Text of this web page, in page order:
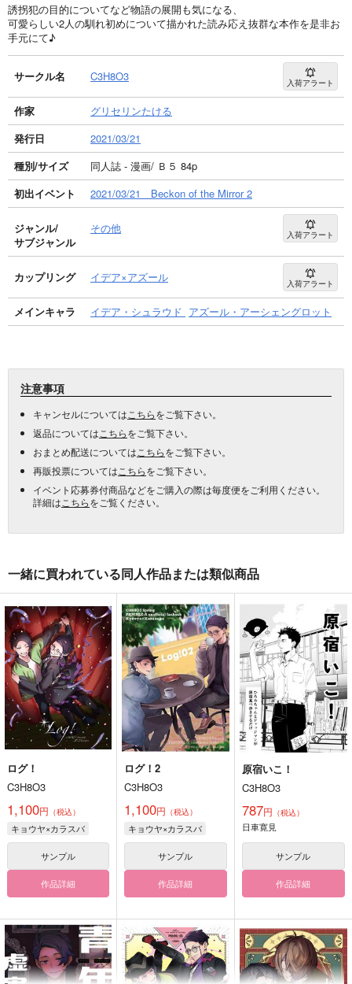
誘拐犯の目的についてなど物語の展開も気になる、
可愛らしい2人の馴れ初めについて描かれた読み応え抜群な本作を是非お
手元にて♪
サークル名 C3H8O3 入荷アラート
作家
グリセリンたける
発行日
2021/03/21
種別/サイズ
同人誌 - 漫画/ Ｂ５ 84p
初出イベント
2021/03/21 Beckon of the Mirror 2
ジャンル/
サブジャンル
その他 入荷アラート
カップリング イデア×アズール 入荷アラート
メインキャラ イデア・シュラウド アズール・アーシェングロット
注意事項
キャンセルについては こちらをご覧下さい。
返品については こちらをご覧下さい。
おまとめ配送については こちらをご覧下さい。
再販投票については こちらをご覧下さい。
イベント応募券付商品などをご購入の際は毎度便をご利用ください。
詳細は こちらをご覧ください。
一緒に買われている同人作品または類似商品
ログ！
C3H8O3
1,100円 （税込）
キョウヤ×カラスバ
サンプル
作品詳細
ログ！2
C3H8O3
1,100円 （税込）
キョウヤ×カラスバ
サンプル
作品詳細
原宿いこ！
C3H8O3
787円 （税込）
日車寛見
サンプル
作品詳細